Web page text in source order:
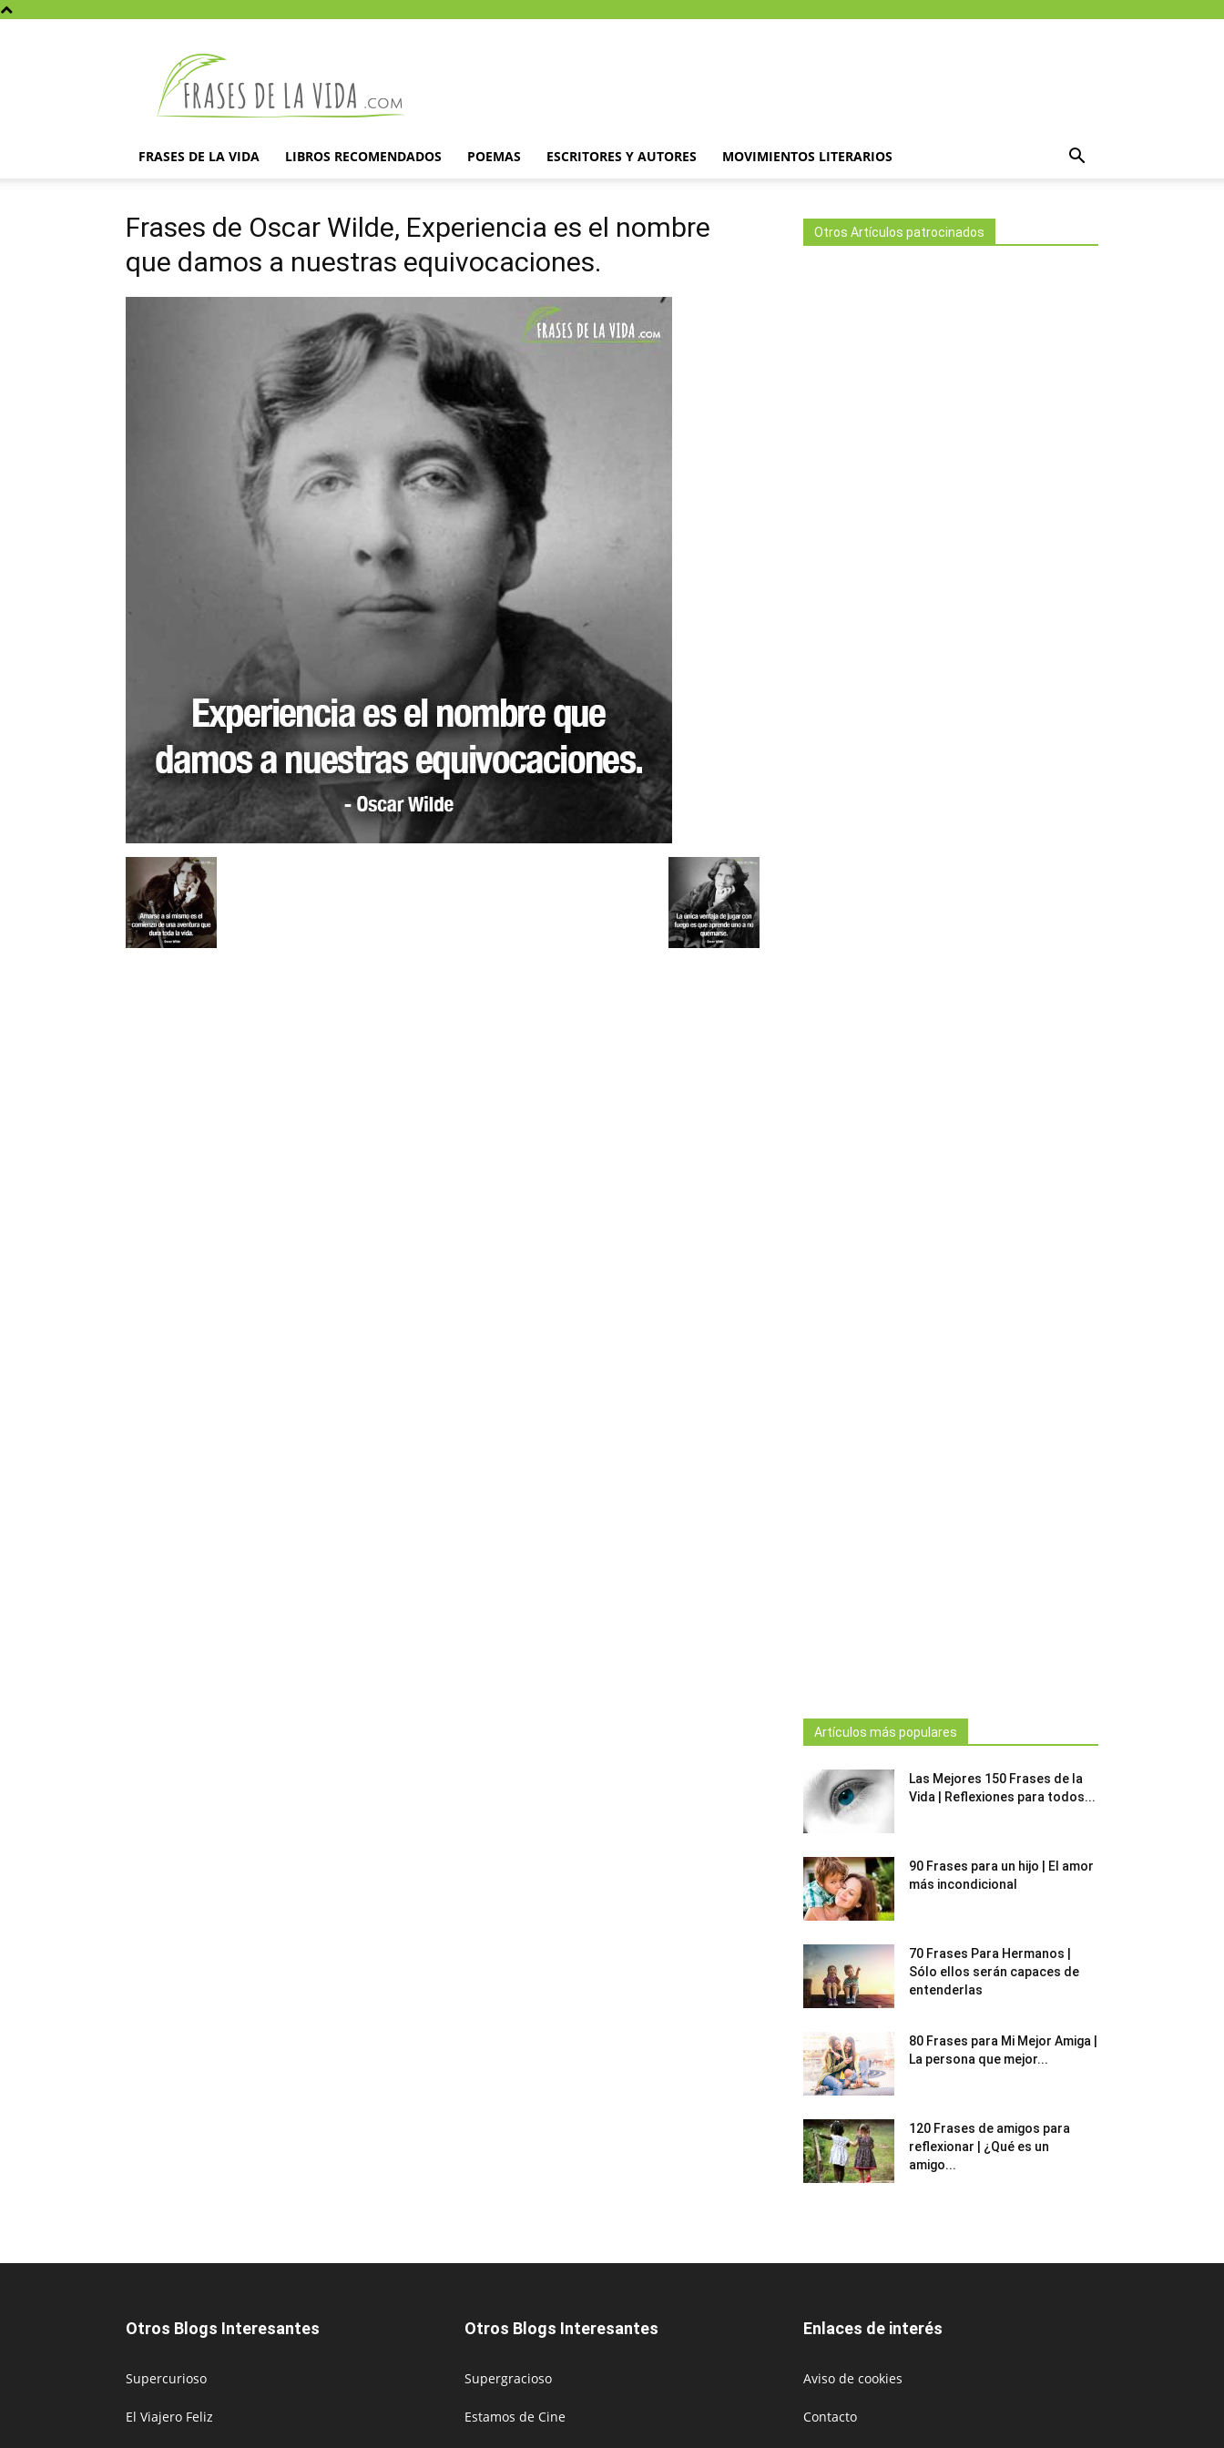
la
vida
FRASES DE LA VIDA LIBROS RECOMENDADOS POEMAS ESCRITORES Y AUTORES MOVIMIENTOS LITERARIOS
Frases de Oscar Wilde, Experiencia es el nombre
que damos a nuestras equivocaciones.
Otros Artículos patrocinados
Artículos más populares
Las Mejores 150 Frases de la
Vida | Reflexiones para todos...
90 Frases para un hijo | El amor
más incondicional
70 Frases Para Hermanos |
Sólo ellos serán capaces de
entenderlas
80 Frases para Mi Mejor Amiga |
La persona que mejor...
120 Frases de amigos para
reflexionar | ¿Qué es un
amigo...
Otros Blogs Interesantes
Supercurioso
El Viajero Feliz
Otros Blogs Interesantes
Supergracioso
Estamos de Cine
Enlaces de interés
Aviso de cookies
Contacto